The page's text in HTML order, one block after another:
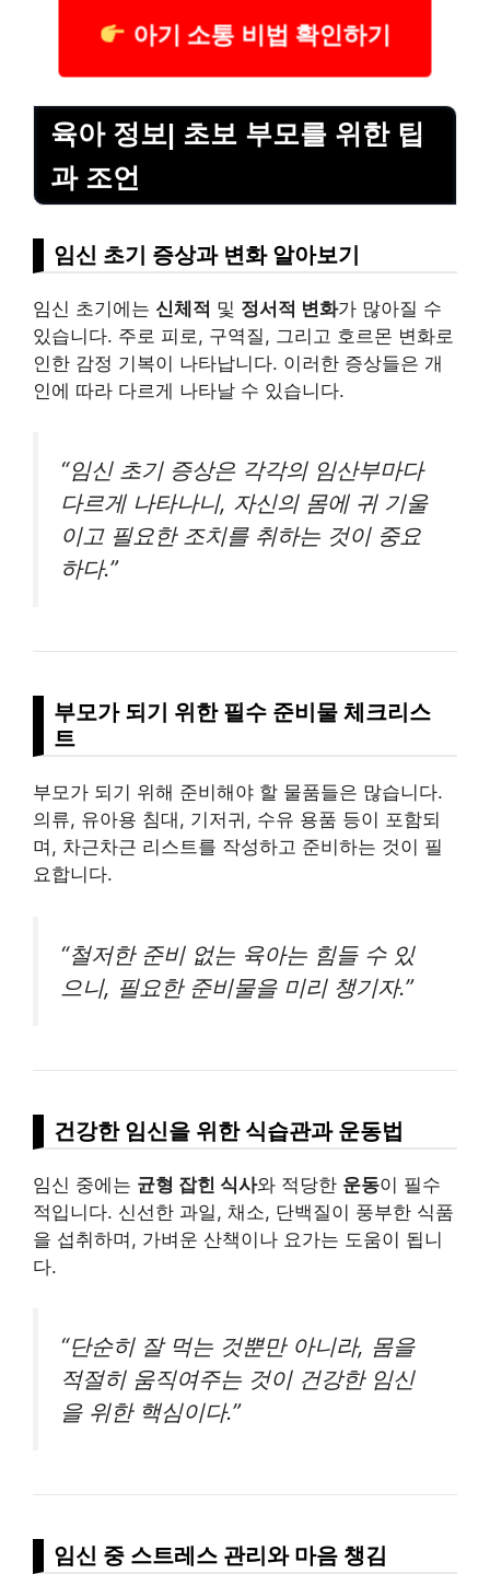
아기 소통 비법 확인하기
육아 정보| 초보 부모를 위한 팁
과 조언
임신 초기 증상과 변화 알아보기
임신 초기에는 신체적 및 정서적 변화가 많아질 수
있습니다. 주로 피로, 구역질, 그리고 호르몬 변화로
인한 감정 기복이 나타납니다. 이러한 증상들은 개
인에 따라 다르게 나타날 수 있습니다.
“임신 초기 증상은 각각의 임산부마다
다르게 나타나니, 자신의 몸에 귀 기울
이고 필요한 조치를 취하는 것이 중요
하다.”
부모가 되기 위한 필수 준비물 체크리스
트
부모가 되기 위해 준비해야 할 물품들은 많습니다.
의류, 유아용 침대, 기저귀, 수유 용품 등이 포함되
며, 차근차근 리스트를 작성하고 준비하는 것이 필
요합니다.
“철저한 준비 없는 육아는 힘들 수 있
으니, 필요한 준비물을 미리 챙기자.”
건강한 임신을 위한 식습관과 운동법
임신 중에는 균형 잡힌 식사와 적당한 운동이 필수
적입니다. 신선한 과일, 채소, 단백질이 풍부한 식품
을 섭취하며, 가벼운 산책이나 요가는 도움이 됩니
다.
“단순히 잘 먹는 것뿐만 아니라, 몸을
적절히 움직여주는 것이 건강한 임신
을 위한 핵심이다.”
임신 중 스트레스 관리와 마음 챙김